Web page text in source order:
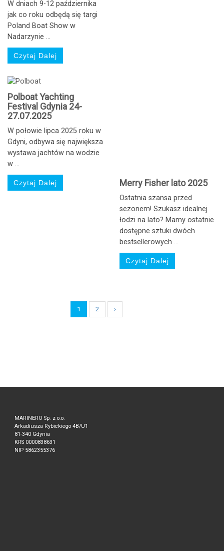
W dniach 9-12 października
jak co roku odbędą się targi
Poland Boat Show w
Nadarzynie ...
Czytaj Dalej
Polboat Yachting
Festival Gdynia 24-
27.07.2025
W połowie lipca 2025 roku w
Gdyni, odbywa się największa
wystawa jachtów na wodzie
w ...
Czytaj Dalej Merry Fisher lato 2025
Ostatnia szansa przed
sezonem! Szukasz idealnej
łodzi na lato? Mamy ostatnie
dostępne sztuki dwóch
bestsellerowych ...
Czytaj Dalej
1 2 ›
MARINERO Sp. z o.o.
Arkadiusza Rybickiego 4B/U1
81-340 Gdynia
KRS 0000838631
NIP 5862355376